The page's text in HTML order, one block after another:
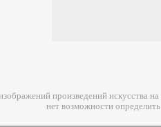
произведений искусства
нет возможности